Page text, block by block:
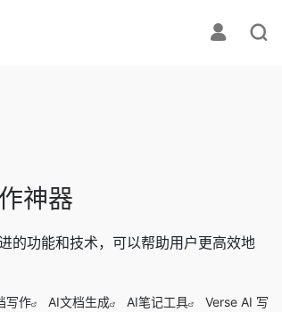
神器
的功能和技术，可以帮助用户更高效地
写作 AI文档生成 AI笔记工具
Verse AI 写